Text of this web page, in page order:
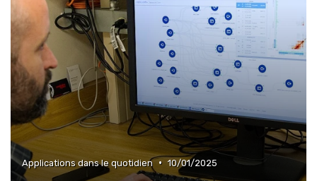
Applications dans le quotidien • 10/01/2025